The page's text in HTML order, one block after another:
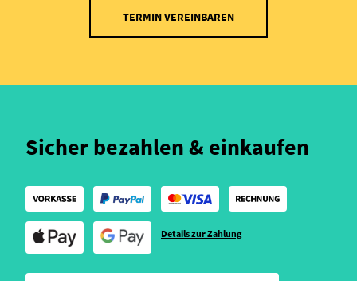
TERMIN VEREINBAREN
Sicher bezahlen & einkaufen
Details zur Zahlung